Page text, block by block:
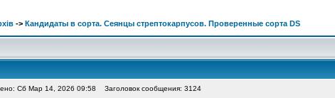
-> Кандидаты в сорта. Сеянцы стрептокарпусов. Проверенные сорта DS
Сб Мар 14, 2026 09:58 Заголовок сообщения: 3124